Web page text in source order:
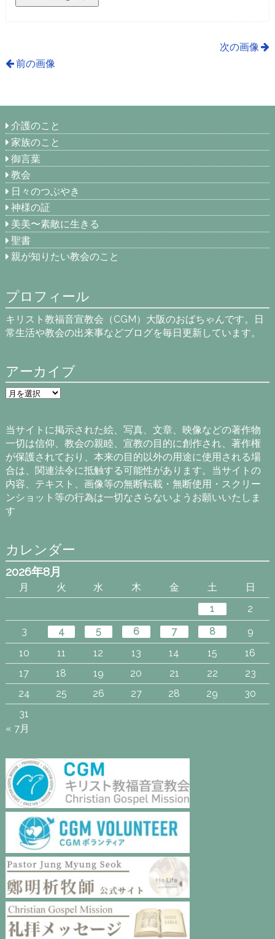
次の画像
前の画像
介護のこと
家族のこと
御言葉
教会
日々のつぶやき
神様の証
美美〜素敵に生きる
聖書
親が知りたい教会のこと
プロフィール
キリスト教福音宣教会（CGM）大阪のおばちゃんです。日
常生活や教会の出来事などブログを毎日更新しています。
アーカイブ
ア
ー
ブ
当サイトに掲示された絵、写真、文章、映像などの著作物
一切は信仰、教会の親睦、宣教の目的に創作され、著作権
が保護されており、本来の目的以外の用途に使用される場
合は、関連法令に抵触する可能性があります。当サイトの
内容、テキスト、画像等の無断転載・無断使用・スクリー
ンショット等の行為は一切なさらないようお願いいたしま
す
カレンダー
2026年8月
月 火 水 木 金 土
日
1
2
3
4 5 6 7 8
9
10
11 12 13 14 15
16
17
18 19 20 21 22
23
24
25 26 27 28 29
30
31
« 7月